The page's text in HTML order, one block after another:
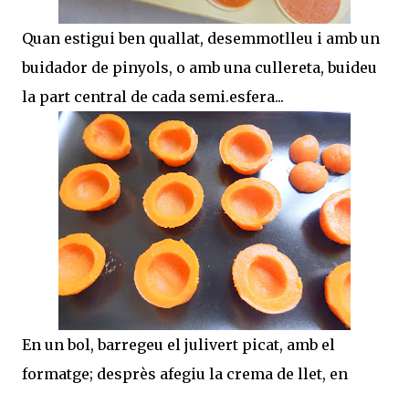
Quan estigui ben quallat, desemmotlleu i amb un
buidador de pinyols, o amb una cullereta, buideu
la part central de cada semi.esfera...
En un bol, barregeu el julivert picat, amb el
formatge; desprès afegiu la crema de llet, en